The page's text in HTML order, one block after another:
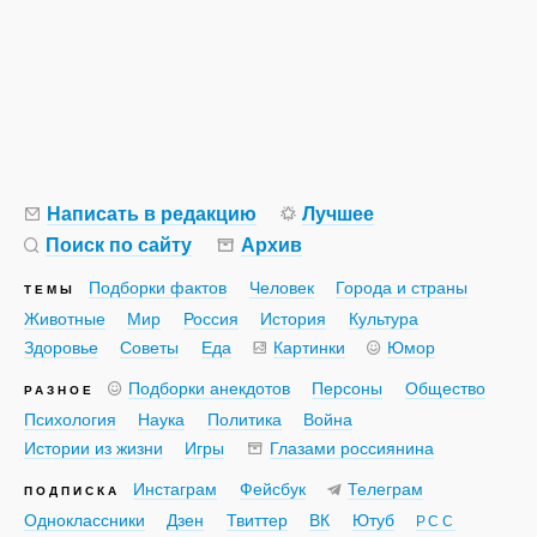
Написать в редакцию
Лучшее
Поиск по сайту
Архив
ТЕМЫ Подборки фактов Человек
Города и страны
Животные
Мир Россия История
Культура
Здоровье
Советы Еда Картинки Юмор
РАЗНОЕ Подборки анекдотов Персоны
Общество
Психология
Наука Политика
Война
Истории из жизни
Игры Глазами россиянина
ПОДПИСКА Инстаграм Фейсбук
Телеграм
Одноклассники
Дзен Твиттер ВК Ютуб РСС